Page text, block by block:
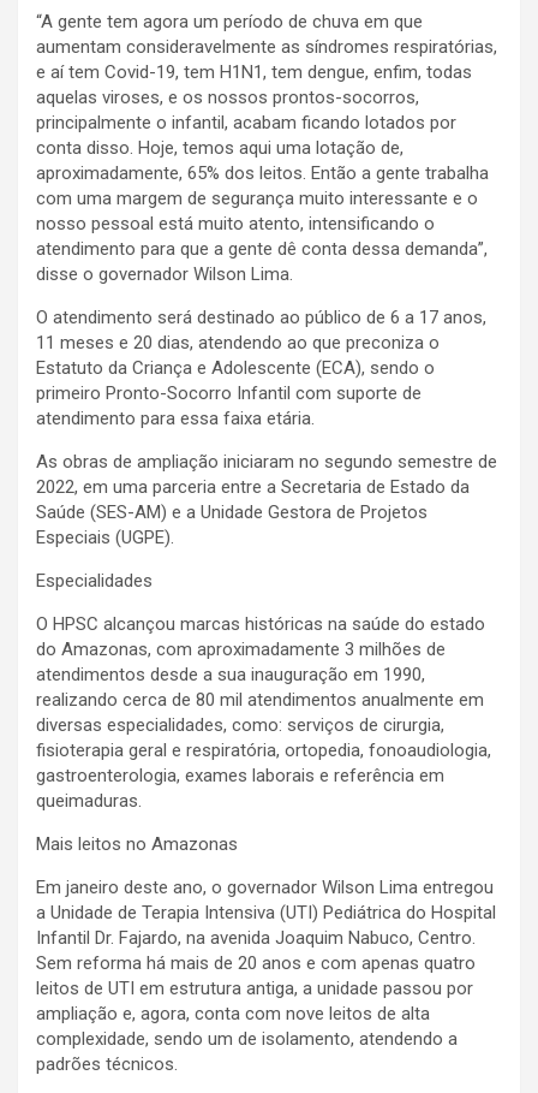
“A gente tem agora um período de chuva em que
aumentam consideravelmente as síndromes respiratórias,
e aí tem Covid-19, tem H1N1, tem dengue, enfim, todas
aquelas viroses, e os nossos prontos-socorros,
principalmente o infantil, acabam ficando lotados por
conta disso. Hoje, temos aqui uma lotação de,
aproximadamente, 65% dos leitos. Então a gente trabalha
com uma margem de segurança muito interessante e o
nosso pessoal está muito atento, intensificando o
atendimento para que a gente dê conta dessa demanda”,
disse o governador Wilson Lima.
O atendimento será destinado ao público de 6 a 17 anos,
11 meses e 20 dias, atendendo ao que preconiza o
Estatuto da Criança e Adolescente (ECA), sendo o
primeiro Pronto-Socorro Infantil com suporte de
atendimento para essa faixa etária.
As obras de ampliação iniciaram no segundo semestre de
2022, em uma parceria entre a Secretaria de Estado da
Saúde (SES-AM) e a Unidade Gestora de Projetos
Especiais (UGPE).
Especialidades
O HPSC alcançou marcas históricas na saúde do estado
do Amazonas, com aproximadamente 3 milhões de
atendimentos desde a sua inauguração em 1990,
realizando cerca de 80 mil atendimentos anualmente em
diversas especialidades, como: serviços de cirurgia,
fisioterapia geral e respiratória, ortopedia, fonoaudiologia,
gastroenterologia, exames laborais e referência em
queimaduras.
Mais leitos no Amazonas
Em janeiro deste ano, o governador Wilson Lima entregou
a Unidade de Terapia Intensiva (UTI) Pediátrica do Hospital
Infantil Dr. Fajardo, na avenida Joaquim Nabuco, Centro.
Sem reforma há mais de 20 anos e com apenas quatro
leitos de UTI em estrutura antiga, a unidade passou por
ampliação e, agora, conta com nove leitos de alta
complexidade, sendo um de isolamento, atendendo a
padrões técnicos.